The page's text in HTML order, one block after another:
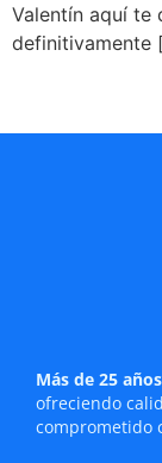
Valentín aquí te
definitivamente
Más de 25 años
ofreciendo
comprometido